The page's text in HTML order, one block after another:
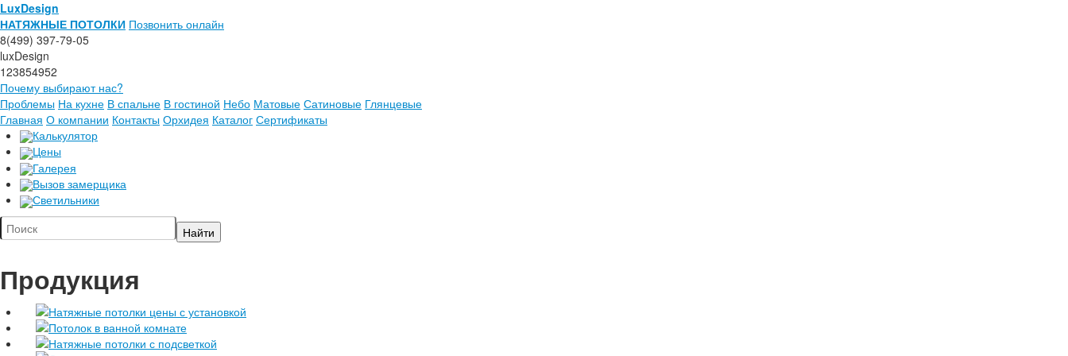
LuxDesign
НАТЯЖНЫЕ ПОТОЛКИ Позвонить онлайн
8(499) 397-79-05
luxDesign
123854952
Почему выбирают нас?
Проблемы На кухне В спальне В гостиной Небо Матовые Сатиновые Глянцевые
Главная О компании Контакты Орхидея Каталог Сертификаты
Калькулятор
Цены
Галерея
Вызов замерщика
Светильники
Продукция
Натяжные потолки цены с установкой
Потолок в ванной комнате
Натяжные потолки с подсветкой